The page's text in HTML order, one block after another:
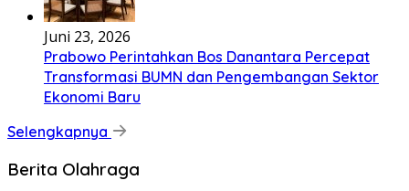
Juni 23, 2026
Prabowo Perintahkan Bos Danantara Percepat
Transformasi BUMN dan Pengembangan Sektor
Ekonomi Baru
Selengkapnya
Berita Olahraga